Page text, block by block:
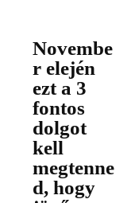
Novembe
r elején
ezt a 3
fontos
dolgot
kell
megtenne
d, hogy